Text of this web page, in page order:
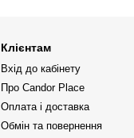
Клієнтам
Вхід до кабінету
Про Candor Place
Оплата і доставка
Обмін та повернення